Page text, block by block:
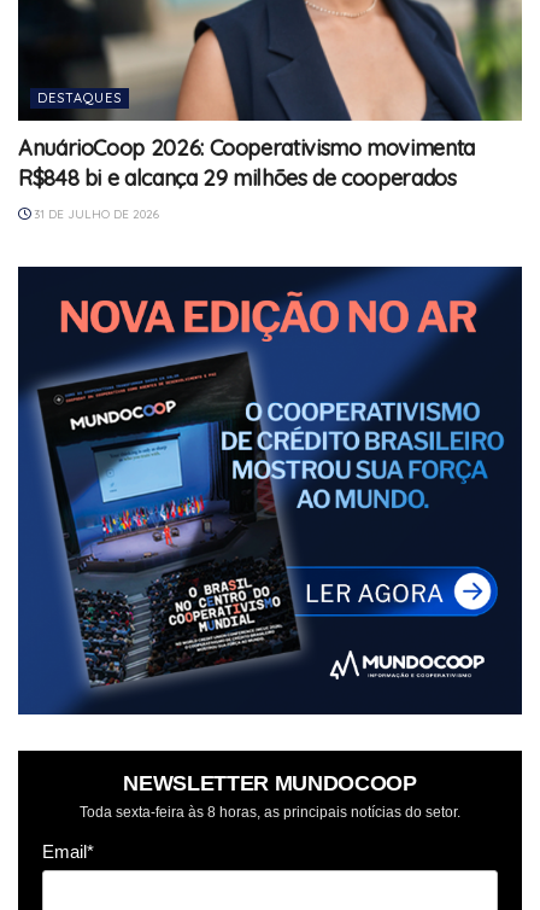
DESTAQUES
AnuárioCoop 2026: Cooperativismo movimenta
R$848 bi e alcança 29 milhões de cooperados
31 DE JULHO DE 2026
NEWSLETTER MUNDOCOOP
Toda sexta-feira às 8 horas, as principais notícias do setor.
Email*